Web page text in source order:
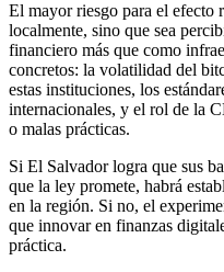
El mayor riesgo para el efecto
localmente, sino que sea
financiero más que como
concretos: la volatilidad del
estas instituciones, los
internacionales, y el rol de la
o malas prácticas.
Si El Salvador logra que sus
que la ley promete, habrá
en la región. Si no, el
que innovar en finanzas
práctica.